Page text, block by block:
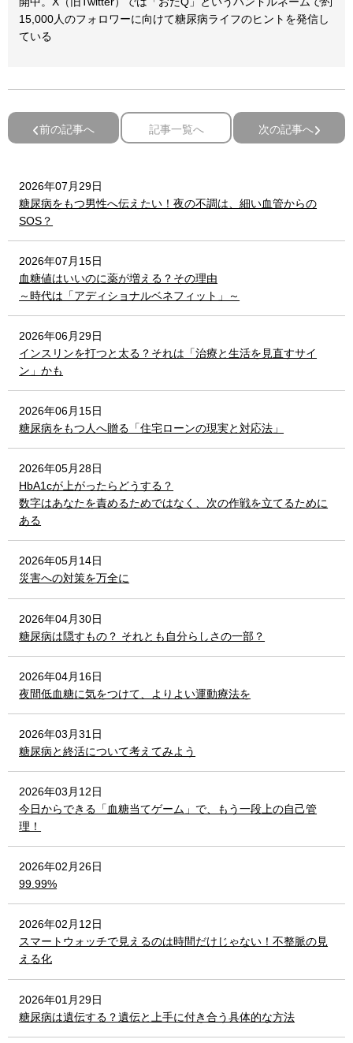
15,000人のフォロワーに向けて糖尿病ライフのヒントを発信し
ている
前の記事へ 記事一覧へ 次の記事へ
2026年07月29日
糖尿病をもつ男性へ伝えたい！夜の不調は、細い血管からの
SOS？
2026年07月15日
血糖値はいいのに薬が増える？その理由
～時代は「アディショナルベネフィット」～
2026年06月29日
インスリンを打つと太る？それは「治療と生活を見直すサイ
ン」かも
2026年06月15日
糖尿病をもつ人へ贈る「住宅ローンの現実と対応法」
2026年05月28日
HbA1cが上がったらどうする？
数字はあなたを責めるためではなく、次の作戦を立てるために
ある
2026年05月14日
災害への対策を万全に
2026年04月30日
糖尿病は隠すもの？ それとも自分らしさの一部？
2026年04月16日
夜間低血糖に気をつけて、よりよい運動療法を
2026年03月31日
糖尿病と終活について考えてみよう
2026年03月12日
今日からできる「血糖当てゲーム」で、もう一段上の自己管
理！
2026年02月26日
99.99%
2026年02月12日
スマートウォッチで見えるのは時間だけじゃない！不整脈の見
える化
2026年01月29日
糖尿病は遺伝する？遺伝と上手に付き合う具体的な方法